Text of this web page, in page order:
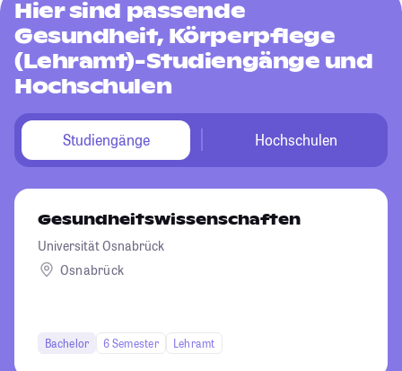
Hier sind passende
Gesundheit, Körperpflege
(Lehramt)-Studiengänge und
Hochschulen
Studiengänge Hochschulen
Gesundheitswissenschaften
Universität Osnabrück
Osnabrück
Bachelor 6 Semester Lehramt